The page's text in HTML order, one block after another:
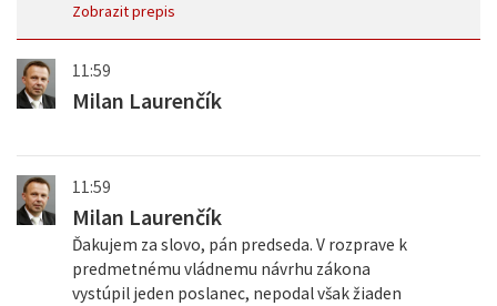
Zobrazit prepis
11:59
Milan Laurenčík
11:59
Milan Laurenčík
Ďakujem za slovo, pán predseda. V rozprave k
predmetnému vládnemu návrhu zákona
vystúpil jeden poslanec, nepodal však žiaden